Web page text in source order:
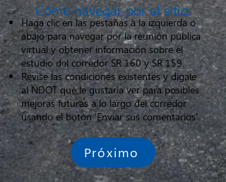
Cómo navegar por el sitio:
Haga clic en las pestañas a la izquierda o
abajo para navegar por la reunión pública
virtual y obtener información sobre el
estudio del corredor SR 160 y SR 159.
Revise las condiciones existentes y dígale
al NDOT qué le gustaría ver para posibles
mejoras futuras a lo largo del corredor
usando el botón 'Enviar sus comentarios'.
Próximo